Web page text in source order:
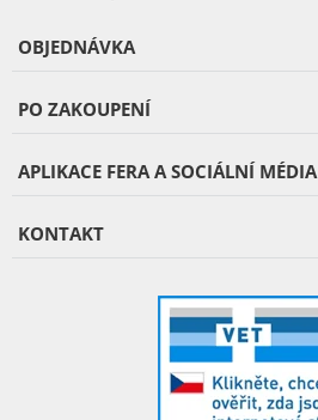
OBJEDNÁVKA
PO ZAKOUPENÍ
APLIKACE FERA A SOCIÁLNÍ MÉDIA
KONTAKT